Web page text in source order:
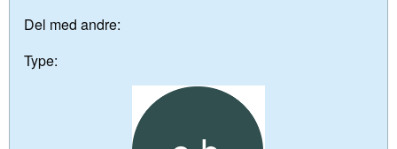
Del med andre:
Type: